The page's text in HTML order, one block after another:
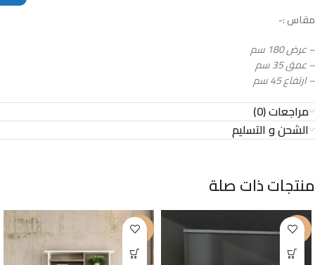
مقاس :-
– عرض 180 سم
– عمق 35 سم
– ارتفاع 45 سم
مراجعات (0)
الشحن و التسليم
منتجات ذات صلة
-22%
-23%